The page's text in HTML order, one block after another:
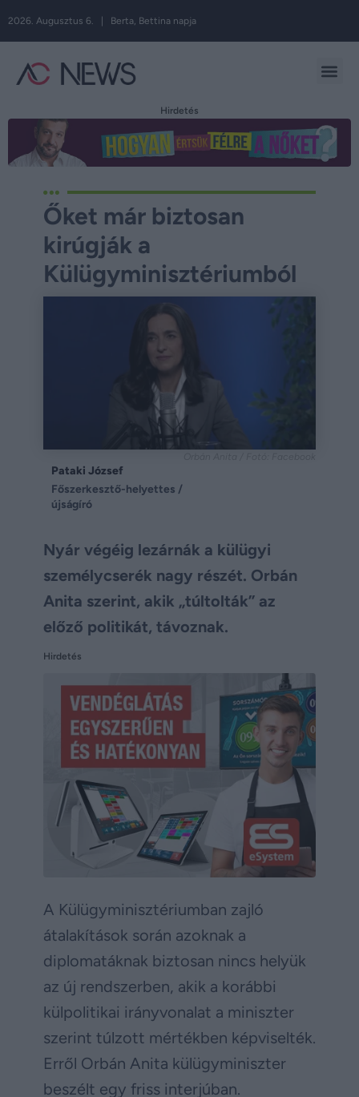
2026. Augusztus 6. | Berta, Bettina napja
Hirdetés
Őket már biztosan
kirúgják a
Külügyminisztériumból
Pataki József
Főszerkesztő-helyettes /
újságíró
Nyár végéig lezárnák a külügyi
személycserék nagy részét. Orbán
Anita szerint, akik „túltolták” az
előző politikát, távoznak.
Hirdetés
A Külügyminisztériumban zajló
átalakítások során azoknak a
diplomatáknak biztosan nincs helyük
az új rendszerben, akik a korábbi
külpolitikai irányvonalat a miniszter
szerint túlzott mértékben képviselték.
Erről Orbán Anita külügyminiszter
beszélt egy friss interjúban.